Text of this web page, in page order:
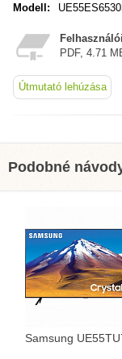
Modell:
PDF, 4.71
Útmutató lehúzása
Podobné
Samsung